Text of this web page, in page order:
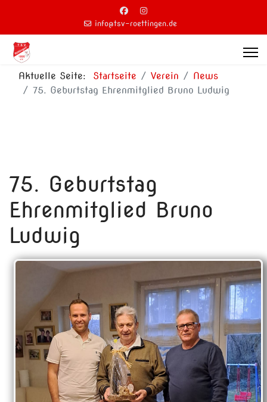
info@tsv-roettingen.de
Aktuelle Seite: Startseite Verein
News
75. Geburtstag Ehrenmitglied Bruno Ludwig
75. Geburtstag
Ehrenmitglied Bruno
Ludwig